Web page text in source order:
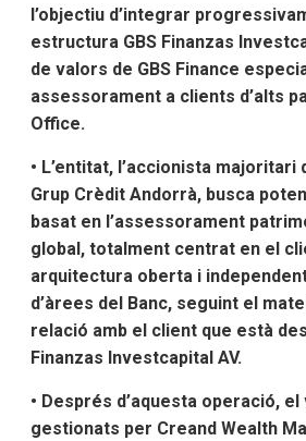
l’objectiu d’integrar
estructura GBS Finanzas
de valors de GBS Finance
assessorament a clients d’alts
Office.
• L’entitat, l’accionista majoritari
Grup Crèdit Andorrà, busca
basat en l’assessorament
global, totalment centrat en el
arquitectura oberta i
d’àrees del Banc, seguint el
relació amb el client que està
Finanzas Investcapital AV.
• Després d’aquesta operació, el
gestionats per Creand Wealth